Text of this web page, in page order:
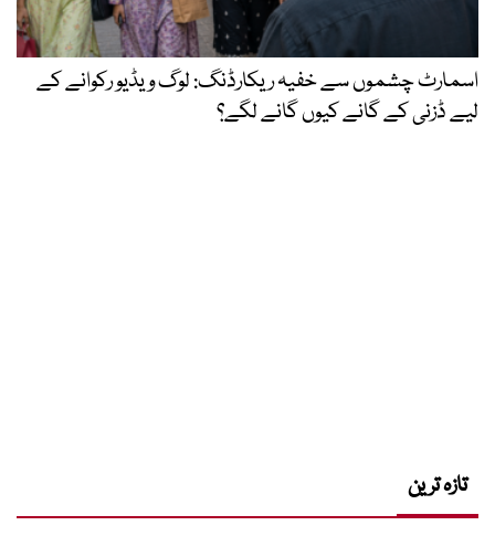
اسمارٹ چشموں سے خفیہ ریکارڈنگ: لوگ ویڈیو رکوانے کے
لیے ڈزنی کے گانے کیوں گانے لگے؟
تازہ ترین